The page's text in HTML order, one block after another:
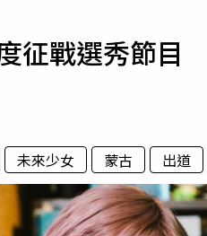
征戰選秀節
未來少女 蒙古 出道